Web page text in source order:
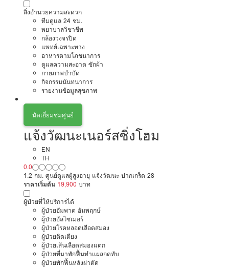
สิ่งอำนวยความสะดวก
ทีมดูแล 24 ชม.
พยาบาลวิชาชีพ
กล้องวงจรปิด
แพทย์เฉพาะทาง
อาหารตามโภชนาการ
ดูแลความสะอาด ซักผ้า
กายภาพบำบัด
กิจกรรมนันทนาการ
รายงานข้อมูลสุขภาพ
นัดเยี่ยมชมศูนย์
แจ้งวัฒนะเนอร์สซิ่งโฮม
EN
TH
0.0
1.2 กม. ศูนย์ดูแลผู้สูงอายุ แจ้งวัฒนะ-ปากเกร็ด 28
ราคาเริ่มต้น 19,900 บาท
ผู้ป่วยที่ให้บริการได้
ผู้ป่วยอัมพาต อัมพฤกษ์
ผู้ป่วยอัลไซเมอร์
ผู้ป่วยโรคหลอดเลือดสมอง
ผู้ป่วยติดเตียง
ผู้ป่วยเส้นเลือดสมองแตก
ผู้ป่วยที่มาพักฟื้นทำแผลกดทับ
ผู้ป่วยพักฟื้นหลังผ่าตัด